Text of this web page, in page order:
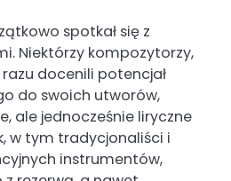
spotkał się z
Niektórzy kompozytorzy,
docenili potencjał
do swoich utworów,
ale jednocześnie liryczne
w tym tradycjonaliści i
instrumentów,